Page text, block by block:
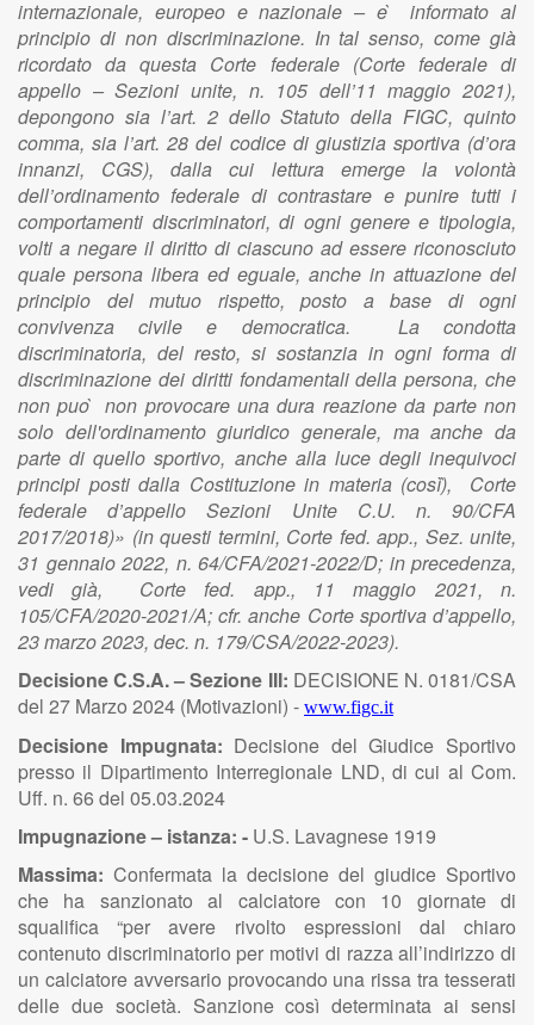
internazionale, europeo e nazionale – e ̀ informato al
principio di non discriminazione. In tal senso, come già
ricordato da questa Corte federale (Corte federale di
appello – Sezioni unite, n. 105 dell’11 maggio 2021),
depongono sia l’art. 2 dello Statuto della FIGC, quinto
comma, sia l’art. 28 del codice di giustizia sportiva (d’ora
innanzi, CGS), dalla cui lettura emerge la volontà
dell’ordinamento federale di contrastare e punire tutti i
comportamenti discriminatori, di ogni genere e tipologia,
volti a negare il diritto di ciascuno ad essere riconosciuto
quale persona libera ed eguale, anche in attuazione del
principio del mutuo rispetto, posto a base di ogni
convivenza civile e democratica. La condotta
discriminatoria, del resto, si sostanzia in ogni forma di
discriminazione dei diritti fondamentali della persona, che
non puo ̀ non provocare una dura reazione da parte non
solo dell'ordinamento giuridico generale, ma anche da
parte di quello sportivo, anche alla luce degli inequivoci
principi posti dalla Costituzione in materia (così)̀, Corte
federale d’appello Sezioni Unite C.U. n. 90/CFA
2017/2018)» (in questi termini, Corte fed. app., Sez. unite,
31 gennaio 2022, n. 64/CFA/2021-2022/D; in precedenza,
vedi già, Corte fed. app., 11 maggio 2021, n.
105/CFA/2020-2021/A; cfr. anche Corte sportiva d’appello,
23 marzo 2023, dec. n. 179/CSA/2022-2023).
Decisione C.S.A. – Sezione III: DECISIONE N. 0181/CSA
del 27 Marzo 2024 (Motivazioni) - www.figc.it
Decisione Impugnata: Decisione del Giudice Sportivo
presso il Dipartimento Interregionale LND, di cui al Com.
Uff. n. 66 del 05.03.2024
Impugnazione – istanza: - U.S. Lavagnese 1919
Massima: Confermata la decisione del giudice Sportivo
che ha sanzionato al calciatore con 10 giornate di
squalifica “per avere rivolto espressioni dal chiaro
contenuto discriminatorio per motivi di razza all’indirizzo di
un calciatore avversario provocando una rissa tra tesserati
delle due società. Sanzione così determinata ai sensi